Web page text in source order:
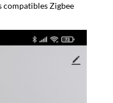
compatibles Zigbee